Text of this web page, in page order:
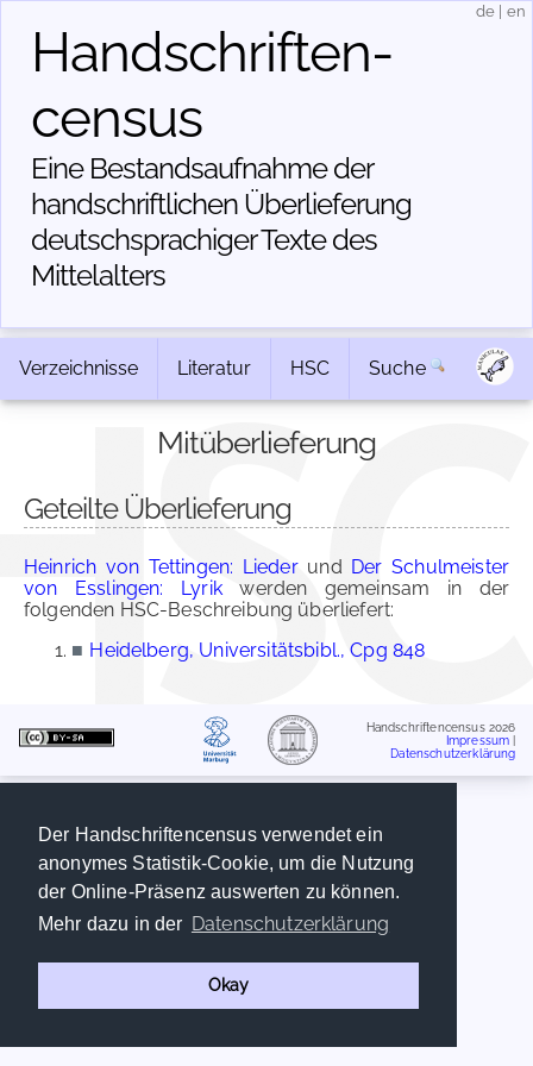
Der Handschriftencensus verwendet ein
anonymes Statistik-Cookie, um die Nutzung
der Online-Präsenz auswerten zu können.
Mehr dazu in der Datenschutzerklärung
Okay
Handschriften­
census
Eine Bestandsaufnahme der
handschriftlichen Über­lieferung
deutschsprachiger Texte des
Mittelalters
de en
Verzeichnisse Literatur HSC Suche
Mitüberlieferung
Geteilte Überlieferung
Heinrich von Tettingen: Liederund Der Schulmeister
von Esslingen: Lyrikwerden gemeinsam in der
folgenden HSC-Beschreibung überliefert:
■ Heidelberg, Universitätsbibl., Cpg 848
Handschriftencensus 2026
Impressum
Datenschutzerklärung